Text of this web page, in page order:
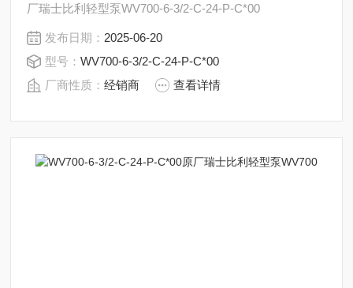
厂瑞士比利轻型泵WV700-6-3/2-C-24-P-C*00
发布日期： 2025-06-20
型号：WV700-6-3/2-C-24-P-C*00
厂商性质：经销商 查看详情